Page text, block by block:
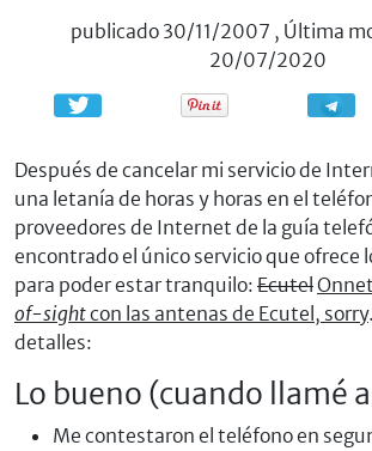
publicado 30/11/2007 , Última
20/07/2020
Después de cancelar mi servicio de
una letanía de horas y horas en el
proveedores de Internet de la guía
encontrado el único servicio que ofrece
para poder estar tranquilo: Ecutel
of-sightcon las antenas de Ecutel, sorry
detalles:
Lo bueno (cuando llamé
Me contestaron el teléfono en